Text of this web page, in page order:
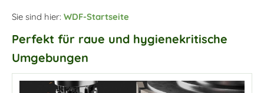
Sie sind hier: WDF-Startseite
Perfekt für raue und hygienekritische
Umgebungen